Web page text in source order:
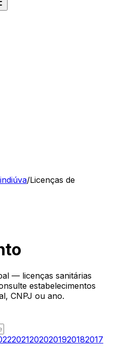
/Licenças de
— licenças sanitárias
estabelecimentos
CNPJ ou ano.
20212020201920182017